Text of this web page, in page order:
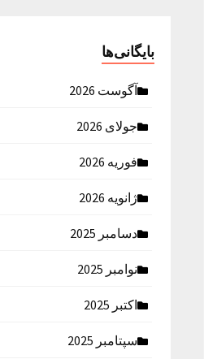
بایگانی‌ها
آگوست 2026
جولای 2026
فوریه 2026
ژانویه 2026
دسامبر 2025
نوامبر 2025
اکتبر 2025
سپتامبر 2025